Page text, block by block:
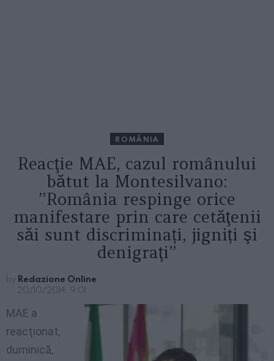
ROMÂNIA
Reacţie MAE, cazul românului
bătut la Montesilvano:
”România respinge orice
manifestare prin care cetăţenii
săi sunt discriminați, jigniți şi
denigraţi”
by Redazione Online
20/10/2014, 9:01
MAE a
reacţionat,
duminică,